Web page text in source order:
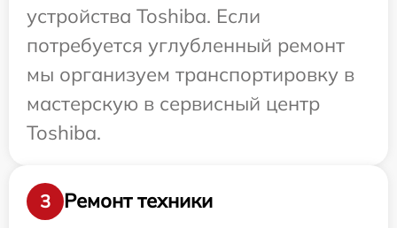
устройства Toshiba. Если
потребуется углубленный ремонт
мы организуем транспортировку в
мастерскую в сервисный центр
Toshiba.
3
Ремонт техники